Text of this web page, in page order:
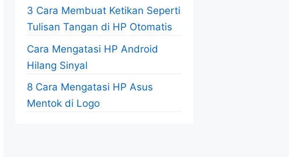
3 Cara Membuat Ketikan Seperti
Tulisan Tangan di HP Otomatis
Cara Mengatasi HP Android
Hilang Sinyal
8 Cara Mengatasi HP Asus
Mentok di Logo